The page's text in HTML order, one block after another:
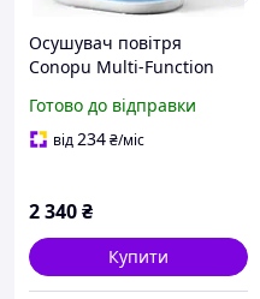
Осушувач повітря
Conopu Multi-Function
Електричний осушувач
для приміщень з
Готово до відправки
від234₴/міс
2 340₴
Купити